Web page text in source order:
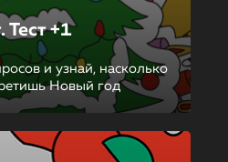
Тест +1
и узнай, насколько
Новый год